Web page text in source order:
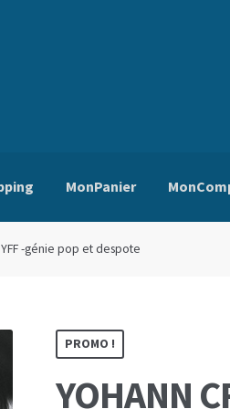
MonPanier
Générales de Vente
-génie pop et despote
PROMO !
YOHANN